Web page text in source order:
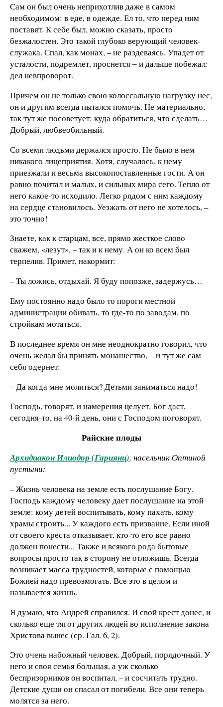
Сам он был очень неприхотлив даже в самом
необходимом: в еде, в одежде. Ел то, что перед ним
поставят. К себе был, можно сказать, просто
безжалостен. Это такой глубоко верующий человек-
служака. Спал, как монах, – не раздеваясь. Упадет от
усталости, подремлет, проснется ‒ и дальше побежал:
дел невпроворот.
Причем он не только свою колоссальную нагрузку нес,
он и другим всегда пытался помочь. Не материально,
так тут же посоветует: куда обратиться, что сделать…
Добрый, любвеобильный.
Со всеми людьми держался просто. Не было в нем
никакого лицеприятия. Хотя, случалось, к нему
приезжали и весьма высокопоставленные гости. А он
равно почитал и малых, и сильных мира сего. Тепло от
него какое-то исходило. Легко рядом с ним каждому
на сердце становилось. Уезжать от него не хотелось, –
это точно!
Знаете, как к старцам, все, прямо жесткое слово
скажем, «лезут», – так и к нему. А он ко всем был
терпелив. Примет, накормит:
– Ты ложись, отдыхай. Я буду попозже, задержусь…
Ему постоянно надо было то пороги местной
администрации обивать, то где-то по заводам, по
стройкам мотаться.
В последнее время он мне неоднократно говорил, что
очень желал бы принять монашество, ‒ и тут же сам
себя одернет:
– Да когда мне молиться? Детьми заниматься надо!
Господь, говорят, и намерения целует. Бог даст,
сегодня-то, на 40-й день, они с Господом поговорят.
Райские плоды
Архидиакон Илиодор (Гариянц), насельник Оптиной
пустыни:
– Жизнь человека на земле есть послушание Богу.
Господь каждому человеку дает послушание на этой
земле: кому детей воспитывать, кому пахать, кому
храмы строить... У каждого есть призвание. Если иной
от своего креста отказывает, кто-то его все равно
должен понести... Также и всякого рода бытовые
вопросы просто так в сторону не отложишь. Всегда
возникает масса трудностей, которые с помощью
Божией надо превозмогать. Все это в целом и
называется жизнь.
Я думаю, что Андрей справился. И свой крест донес, и
сколько еще тягот других людей во исполнение закона
Христова вынес (ср. Гал. 6, 2).
Это очень набожный человек. Добрый, порядочный. У
него и своя семья большая, а уж сколько
беспризорников он воспитал, – и сосчитать трудно.
Детские души он спасал от погибели. Все они теперь
молятся за него.